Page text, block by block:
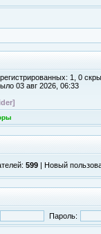
1, 0
03 авг 2026, 06:33
599 | Новый
Пароль: